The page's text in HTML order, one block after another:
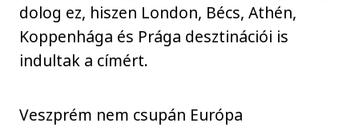
dolog ez, hiszen London, Bécs, Athén,
Koppenhága és Prága desztinációi is
indultak a címért.
Veszprém nem csupán Európa